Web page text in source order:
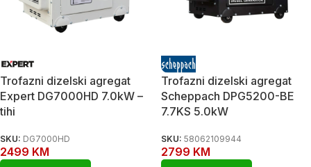
Trofazni dizelski agregat
Expert DG7000HD 7.0kW –
tihi
SKU: DG7000HD
2499 KM
Trofazni dizelski agregat
Scheppach DPG5200-BE
7.7KS 5.0kW
SKU: 58062109944
2799 KM